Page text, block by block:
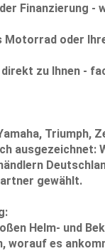
Finanzierung -
oder
zu Ihnen -
Triumph,
ausgezeichnet:
gewählt.
Helm- und
worauf es